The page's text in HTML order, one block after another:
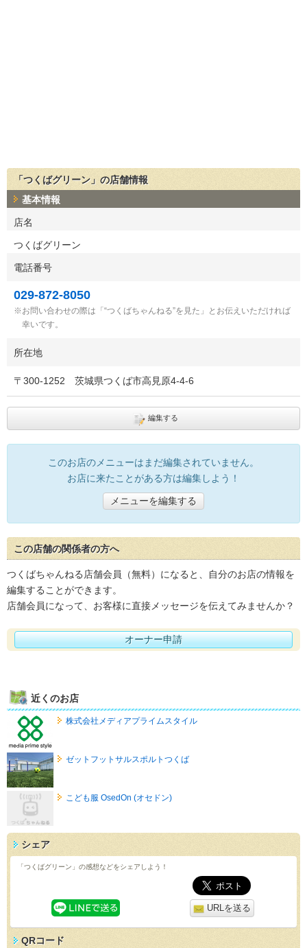
「つくばグリーン」の店舗情報
基本情報
店名
つくばグリーン
電話番号
029-872-8050
お問い合わせの際は「“つくばちゃんねる”を見た」とお伝えいただければ
幸いです。
所在地
〒 300-1252 茨城県つくば市高見原4-4-6
編集する
このお店のメニューはまだ編集されていません。
お店に来たことがある方は編集しよう！
メニューを編集する
この店舗の関係者の方へ
つくばちゃんねる店舗会員（無料）になると、自分のお店の情報を
編集することができます。
店舗会員になって、お客様に直接メッセージを伝えてみませんか？
オーナー申請
近くのお店
株式会社メディアプライムスタイル
ゼットフットサルスポルトつくば
こども服 OsedOn (オセドン)
シェア
「つくばグリーン」の感想などをシェアしよう！
URLを送る
QRコード